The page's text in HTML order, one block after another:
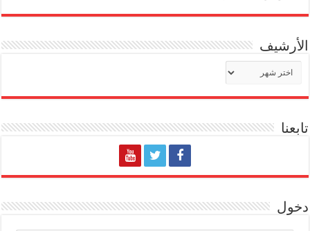
الأرشيف
تابعنا
دخول